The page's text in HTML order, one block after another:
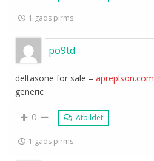
1 gads pirms
po9td
deltasone for sale –apreplson.com
generic
0 Atbildēt
1 gads pirms